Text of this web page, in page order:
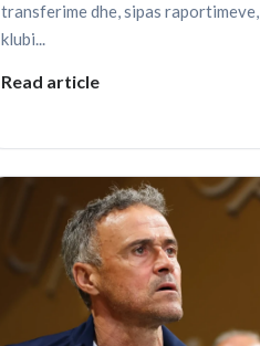
transferime dhe, sipas raportimeve,
klubi...
Read article